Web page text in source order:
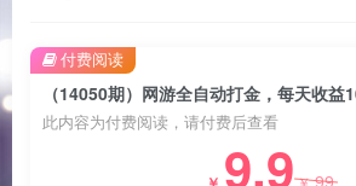
（14050期）网游全自动打金，每天收
此内容为付费阅读，请付费后查看
9.9￥99
付费阅读